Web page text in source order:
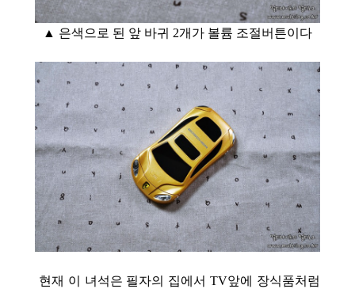
▲ 은색으로 된 앞 바귀 2개가 볼륨 조절버튼이다
현재 이 녀석은 필자의 집에서 TV앞에 장식품처럼